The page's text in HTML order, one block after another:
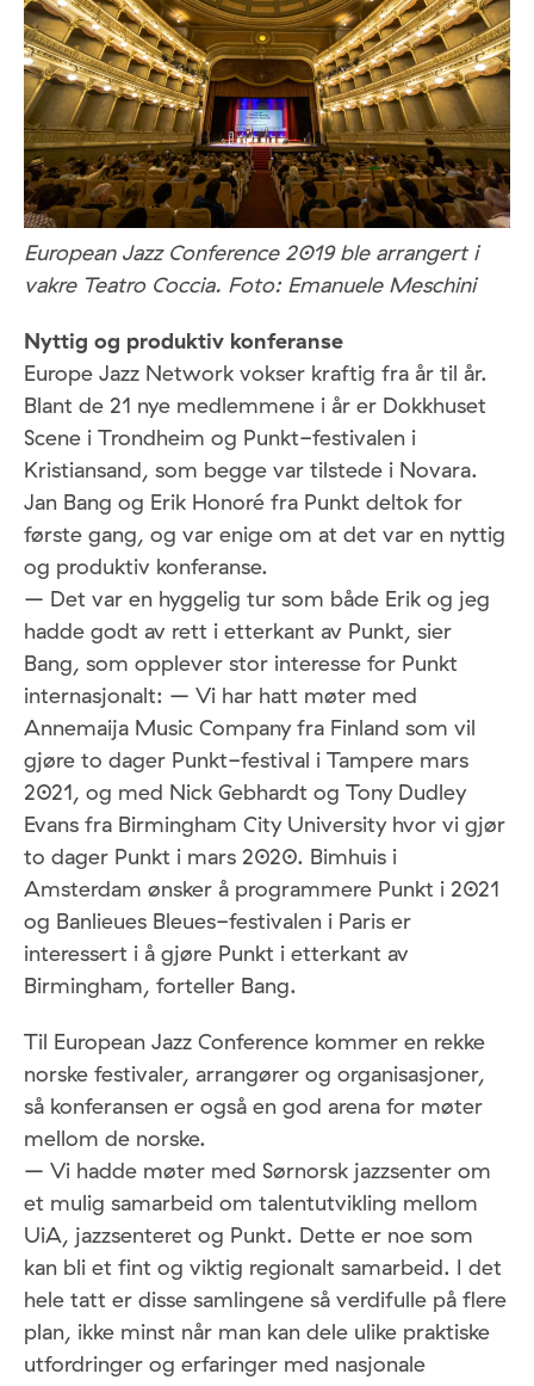
European Jazz Conference 2019 ble arrangert i
vakre Teatro Coccia. Foto: Emanuele Meschini
Nyttig og produktiv konferanse
Europe Jazz Network vokser kraftig fra år til år.
Blant de 21 nye medlemmene i år er Dokkhuset
Scene i Trondheim og Punkt-festivalen i
Kristiansand, som begge var tilstede i Novara.
Jan Bang og Erik Honoré fra Punkt deltok for
første gang, og var enige om at det var en nyttig
og produktiv konferanse.
– Det var en hyggelig tur som både Erik og jeg
hadde godt av rett i etterkant av Punkt, sier
Bang, som opplever stor interesse for Punkt
internasjonalt: – Vi har hatt møter med
Annemaija Music Company fra Finland som vil
gjøre to dager Punkt-festival i Tampere mars
2021, og med Nick Gebhardt og Tony Dudley
Evans fra Birmingham City University hvor vi gjør
to dager Punkt i mars 2020. Bimhuis i
Amsterdam ønsker å programmere Punkt i 2021
og Banlieues Bleues-festivalen i Paris er
interessert i å gjøre Punkt i etterkant av
Birmingham, forteller Bang.
Til European Jazz Conference kommer en rekke
norske festivaler, arrangører og organisasjoner,
så konferansen er også en god arena for møter
mellom de norske.
– Vi hadde møter med Sørnorsk jazzsenter om
et mulig samarbeid om talentutvikling mellom
UiA, jazzsenteret og Punkt. Dette er noe som
kan bli et fint og viktig regionalt samarbeid. I det
hele tatt er disse samlingene så verdifulle på flere
plan, ikke minst når man kan dele ulike praktiske
utfordringer og erfaringer med nasjonale